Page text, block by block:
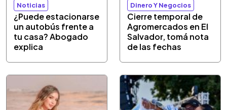
Noticias
¿Puede estacionarse
un autobús frente a
tu casa? Abogado
explica
Dinero Y Negocios
Cierre temporal de
Agromercados en El
Salvador, tomá nota
de las fechas